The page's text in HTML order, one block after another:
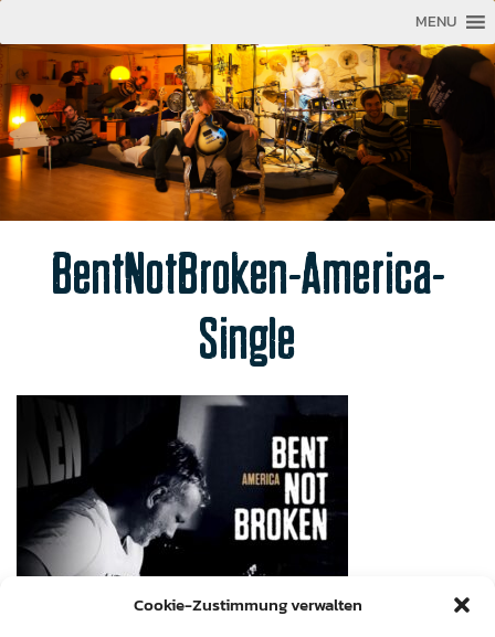
Cookie-Zustimmung verwalten
MENU
BentNotBroken-America-
Single